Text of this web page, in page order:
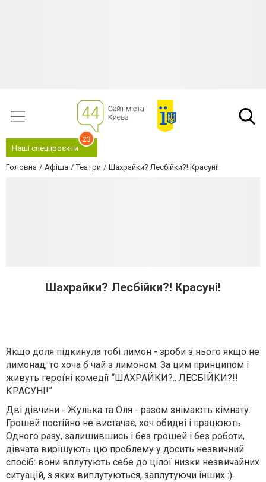
Наші спецпроєкти
23
Головна Афіша Театри Шахрайки? Лесбійки?! Красуні!
Шахрайки? Лесбійки?! Красуні!
Якщо доля підкинула тобі лимон - зроби з нього якщо не
лимонад, то хоча б чай з лимоном. За цим принципом і
живуть героїні комедії “ШАХРАЙКИ?.. ЛЕСБІЙКИ?!!
КРАСУНІ!”
Дві дівчини - Жулька та Оля - разом знімають кімнату.
Грошей постійно не вистачає, хоч обидві і працюють.
Одного разу, залишившись і без грошей і без роботи,
дівчата вирішують цю проблему у досить незвичний
спосіб: вони вплутують себе до цілоï низки незвичайних
ситуацій, з яких виплутуються, заплутуючи інших :).